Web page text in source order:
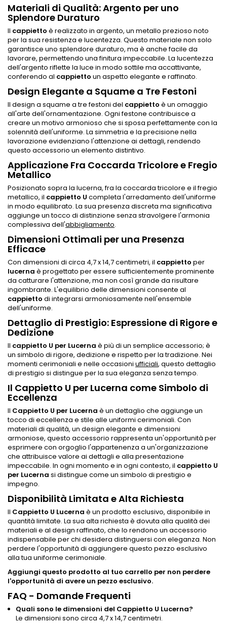
Materiali di Qualità: Argento per uno
Splendore Duraturo
Il cappietto è realizzato in argento, un metallo prezioso noto
per la sua resistenza e lucentezza. Questo materiale non solo
garantisce uno splendore duraturo, ma è anche facile da
lavorare, permettendo una finitura impeccabile. La lucentezza
dell'argento riflette la luce in modo sottile ma accattivante,
conferendo al cappietto un aspetto elegante e raffinato.
Design Elegante a Squame a Tre Festoni
Il design a squame a tre festoni del cappietto è un omaggio
all'arte dell'ornamentazione. Ogni festone contribuisce a
creare un motivo armonioso che si sposa perfettamente con la
solennità dell'uniforme. La simmetria e la precisione nella
lavorazione evidenziano l'attenzione ai dettagli, rendendo
questo accessorio un elemento distintivo.
Applicazione Fra Coccarda Tricolore e Fregio
Metallico
Posizionato sopra la lucerna, fra la coccarda tricolore e il fregio
metallico, il cappietto U completa l'arredamento dell'uniforme
in modo equilibrato. La sua presenza discreta ma significativa
aggiunge un tocco di distinzione senza stravolgere l'armonia
complessiva dell'abbigliamento.
Dimensioni Ottimali per una Presenza
Efficace
Con dimensioni di circa 4,7 x 14,7 centimetri, il cappietto per
lucerna è progettato per essere sufficientemente prominente
da catturare l'attenzione, ma non così grande da risultare
ingombrante. L'equilibrio delle dimensioni consente al
cappietto di integrarsi armoniosamente nell'ensemble
dell'uniforme.
Dettaglio di Prestigio: Espressione di Rigore e
Dedizione
Il cappietto U per Lucerna è più di un semplice accessorio; è
un simbolo di rigore, dedizione e rispetto per la tradizione. Nei
momenti cerimoniali e nelle occasioni ufficiali, questo dettaglio
di prestigio si distingue per la sua eleganza senza tempo.
Il Cappietto U per Lucerna come Simbolo di
Eccellenza
Il Cappietto U per Lucerna è un dettaglio che aggiunge un
tocco di eccellenza e stile alle uniformi cerimoniali. Con
materiali di qualità, un design elegante e dimensioni
armoniose, questo accessorio rappresenta un'opportunità per
esprimere con orgoglio l'appartenenza a un'organizzazione
che attribuisce valore ai dettagli e alla presentazione
impeccabile. In ogni momento e in ogni contesto, il cappietto U
per Lucerna si distingue come un simbolo di prestigio e
impegno.
Disponibilità Limitata e Alta Richiesta
Il Cappietto U Lucerna è un prodotto esclusivo, disponibile in
quantità limitate. La sua alta richiesta è dovuta alla qualità dei
materiali e al design raffinato, che lo rendono un accessorio
indispensabile per chi desidera distinguersi con eleganza. Non
perdere l'opportunità di aggiungere questo pezzo esclusivo
alla tua uniforme cerimoniale.
Aggiungi questo prodotto al tuo carrello per non perdere
l'opportunità di avere un pezzo esclusivo.
FAQ - Domande Frequenti
Quali sono le dimensioni del Cappietto U Lucerna?
Le dimensioni sono circa 4,7 x 14,7 centimetri.